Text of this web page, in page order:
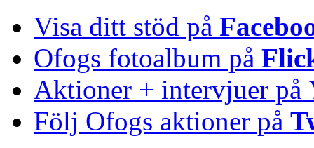
Visa ditt stöd på
Ofogs fotoalbum på
Aktioner + intervjuer på
Följ Ofogs aktioner på